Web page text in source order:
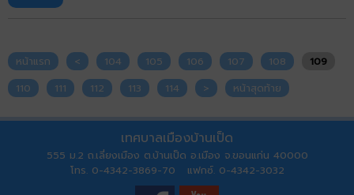
หน้าแรก < 104 105 106 107 108
109
110
111 112 113 114 > หน้าสุดท้าย
เทศบาลเมืองบ้านเป็ด
555 ม.2 ถ.เลี่ยงเมือง ต.บ้านเป็ด อ.เมือง จ.ขอนแก่น 40000
โทร. 0-4342-3869-70 แฟกซ์. 0-4342-3032